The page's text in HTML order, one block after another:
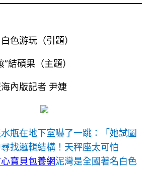
色游玩（引題）
”結碩果（主題）
內版記者 尹婕
瓶在地下室嚇了一跳：「她試圖
找邏輯結構！天秤座太可怕
寶貝包養網泥灣是全國著名白色